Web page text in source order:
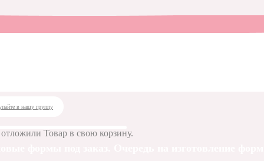
в нашу группу
Товар в свою корзину.
№ 1386 Роза № 89